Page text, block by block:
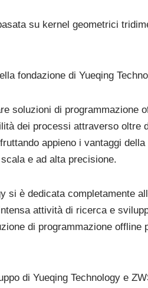
su kernel geometrici
fondazione di Yueqing
soluzioni di programmazione
dei processi attraverso oltre
appieno i vantaggi
e ad alta precisione.
si è dedicata completamente
attività di ricerca e
di programmazione offline
di Yueqing Technology e